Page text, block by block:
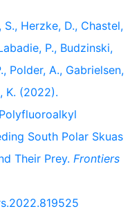
Herzke, D., Chastel,
P., Budzinski,
Polder, A., Gabrielsen,
K. (2022).
South Polar Skuas
Their Prey. Frontiers